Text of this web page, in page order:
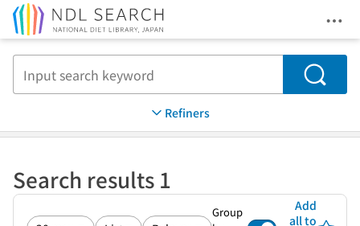
Search
Refiners
Search results 1
Group
Add
all to